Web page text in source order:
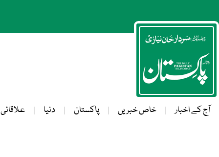
آج کے اخبار خاص خبریں پاکستان دنیا علاقائی